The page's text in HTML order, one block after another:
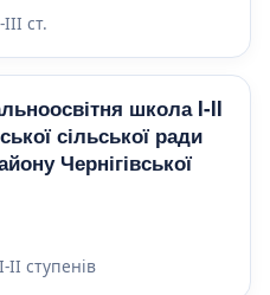
ст.
школа I-II
сільської ради
Чернігівської
ступенів